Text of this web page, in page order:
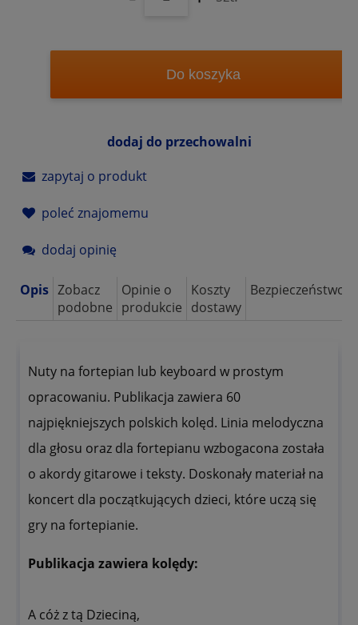
Do koszyka
dodaj do przechowalni
zapytaj o produkt
poleć znajomemu
dodaj opinię
Opis Zobacz
podobne
Opinie o
produkcie
Koszty
dostawy
Bezpieczeństwo
Nuty na fortepian lub keyboard w prostym
opracowaniu. Publikacja zawiera 60
najpiękniejszych polskich kolęd. Linia melodyczna
dla głosu oraz dla fortepianu wzbogacona została
o akordy gitarowe i teksty. Doskonały materiał na
koncert dla początkujących dzieci, które uczą się
gry na fortepianie.
Publikacja zawiera kolędy:
A cóż z tą Dzieciną,